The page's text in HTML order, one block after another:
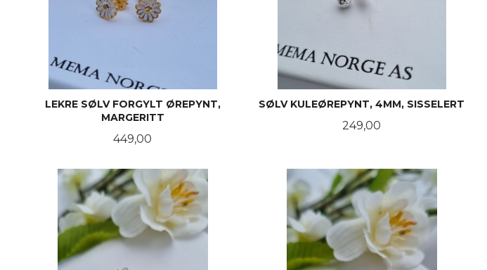
LEKRE SØLV FORGYLT ØREPYNT,
MARGERITT
Pris
449,00
KJØP
SØLV KULEØREPYNT, 4MM, SISSELERT
Pris
249,00
KJØP